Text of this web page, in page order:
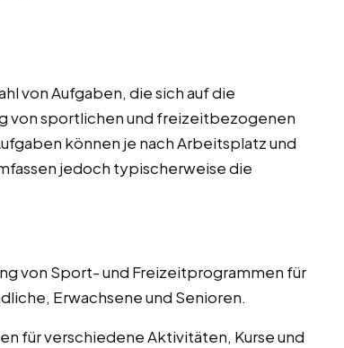
von Aufgaben, die sich auf die
von sportlichen und freizeitbezogenen
können je nach Arbeitsplatz und
jedoch typischerweise die
von Sport- und Freizeitprogrammen für
Erwachsene und Senioren.
für verschiedene Aktivitäten, Kurse und